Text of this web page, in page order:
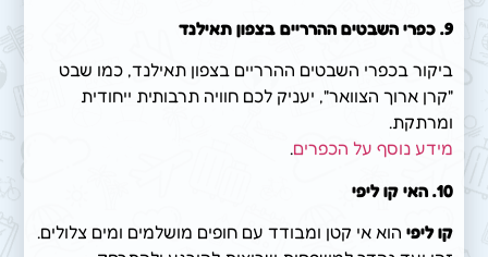
9. כפרי השבטים ההרריים בצפון תאילנד
ביקור בכפרי השבטים ההרריים בצפון תאילנד, כמו שבט
"קרן ארוך הצוואר", יעניק לכם חוויה תרבותית ייחודית
ומרתקת.
מידע נוסף על הכפרים.
10. האי קו ליפי
קו ליפי הוא אי קטן ומבודד עם חופים מושלמים ומים צלולים.